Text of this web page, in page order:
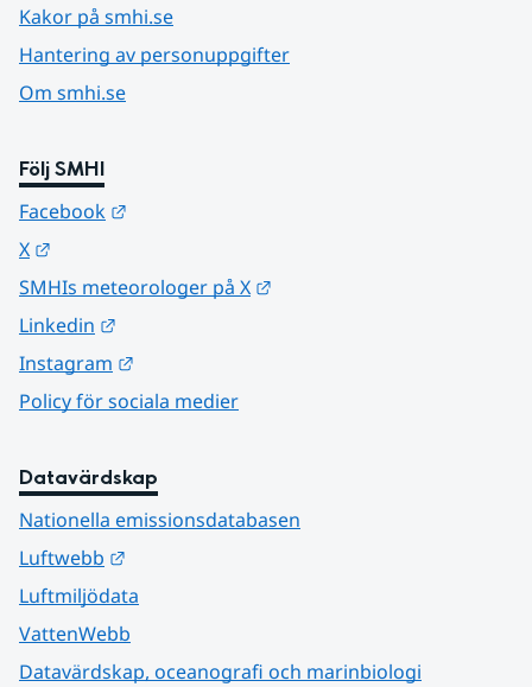
Kakor på smhi.se
Hantering av personuppgifter
Om smhi.se
Följ SMHI
Facebook
X
SMHIs meteorologer på X
Linkedin
Instagram
Policy för sociala medier
Datavärdskap
Nationella emissionsdatabasen
Luftwebb
Luftmiljödata
VattenWebb
Datavärdskap, oceanografi och marinbiologi